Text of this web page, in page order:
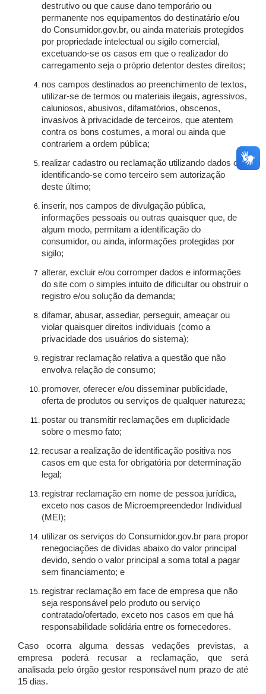
destrutivo ou que cause dano temporário ou
permanente nos equipamentos do destinatário e/ou
do Consumidor.gov.br, ou ainda materiais protegidos
por propriedade intelectual ou sigilo comercial,
excetuando-se os casos em que o realizador do
carregamento seja o próprio detentor destes direitos;
nos campos destinados ao preenchimento de textos,
utilizar-se de termos ou materiais ilegais, agressivos,
caluniosos, abusivos, difamatórios, obscenos,
invasivos à privacidade de terceiros, que atentem
contra os bons costumes, a moral ou ainda que
contrariem a ordem pública;
realizar cadastro ou reclamação utilizando dados ou
identificando-se como terceiro sem autorização
deste último;
inserir, nos campos de divulgação pública,
informações pessoais ou outras quaisquer que, de
algum modo, permitam a identificação do
consumidor, ou ainda, informações protegidas por
sigilo;
alterar, excluir e/ou corromper dados e informações
do site com o simples intuito de dificultar ou obstruir o
registro e/ou solução da demanda;
difamar, abusar, assediar, perseguir, ameaçar ou
violar quaisquer direitos individuais (como a
privacidade dos usuários do sistema);
registrar reclamação relativa a questão que não
envolva relação de consumo;
promover, oferecer e/ou disseminar publicidade,
oferta de produtos ou serviços de qualquer natureza;
postar ou transmitir reclamações em duplicidade
sobre o mesmo fato;
recusar a realização de identificação positiva nos
casos em que esta for obrigatória por determinação
legal;
registrar reclamação em nome de pessoa jurídica,
exceto nos casos de Microempreendedor Individual
(MEI);
utilizar os serviços do Consumidor.gov.br para propor
renegociações de dívidas abaixo do valor principal
devido, sendo o valor principal a soma total a pagar
sem financiamento; e
registrar reclamação em face de empresa que não
seja responsável pelo produto ou serviço
contratado/ofertado, exceto nos casos em que há
responsabilidade solidária entre os fornecedores.
Caso ocorra alguma dessas vedações previstas, a
empresa poderá recusar a reclamação, que será
analisada pelo órgão gestor responsável num prazo de até
15 dias.